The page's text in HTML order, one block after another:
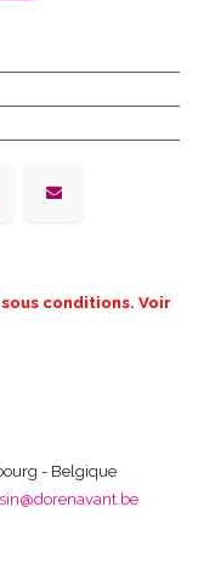
conditions. Voir
- Belgique